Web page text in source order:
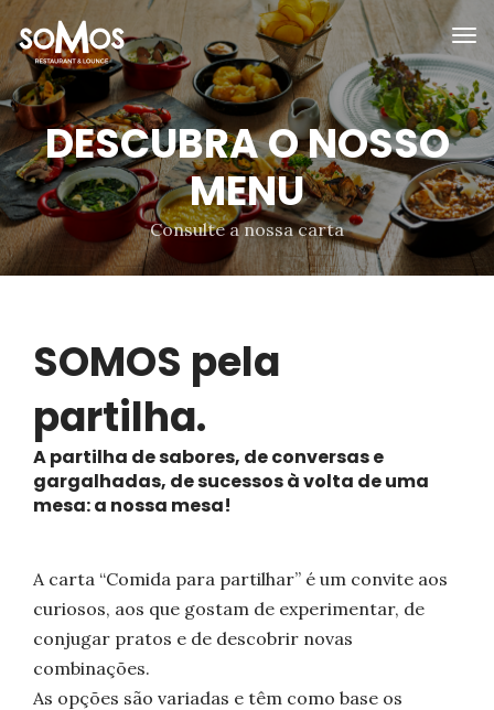
DESCUBRA O NOSSO
MENU
Consulte a nossa carta
SOMOS pela
partilha.
A partilha de sabores, de conversas e
gargalhadas, de sucessos à volta de uma
mesa: a nossa mesa!
A carta “Comida para partilhar” é um convite aos
curiosos, aos que gostam de experimentar, de
conjugar pratos e de descobrir novas
combinações.
As opções são variadas e têm como base os